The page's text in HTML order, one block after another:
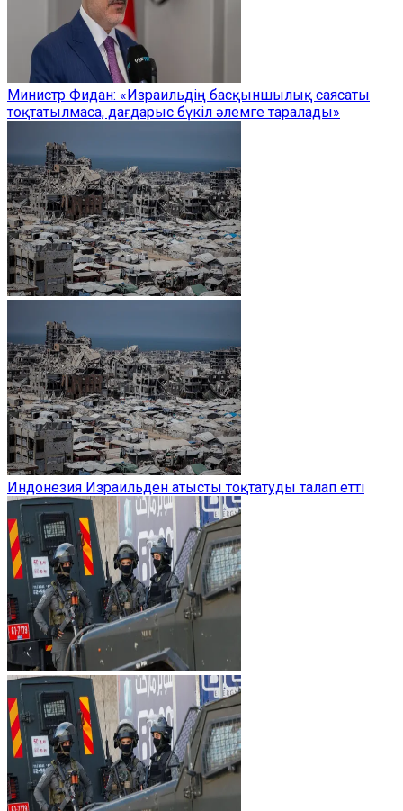
Министр Фидан: «Израильдің басқыншылық саясаты
тоқтатылмаса, дағдарыс бүкіл әлемге таралады»
Индонезия Израильден атысты тоқтатуды талап етті